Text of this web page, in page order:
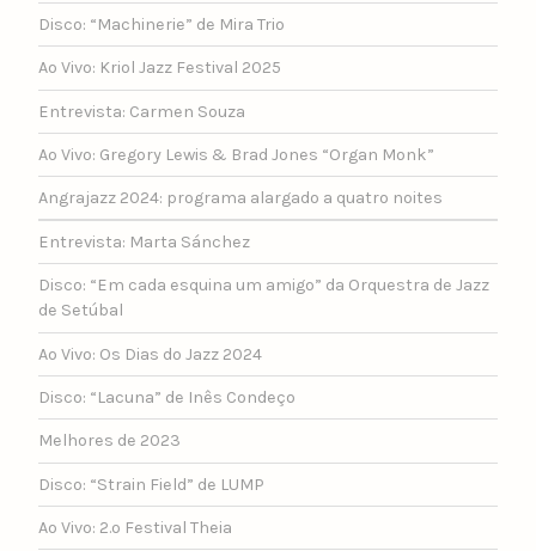
Disco: “Machinerie” de Mira Trio
Ao Vivo: Kriol Jazz Festival 2025
Entrevista: Carmen Souza
Ao Vivo: Gregory Lewis & Brad Jones “Organ Monk”
Angrajazz 2024: programa alargado a quatro noites
Entrevista: Marta Sánchez
Disco: “Em cada esquina um amigo” da Orquestra de Jazz
de Setúbal
Ao Vivo: Os Dias do Jazz 2024
Disco: “Lacuna” de Inês Condeço
Melhores de 2023
Disco: “Strain Field” de LUMP
Ao Vivo: 2.º Festival Theia